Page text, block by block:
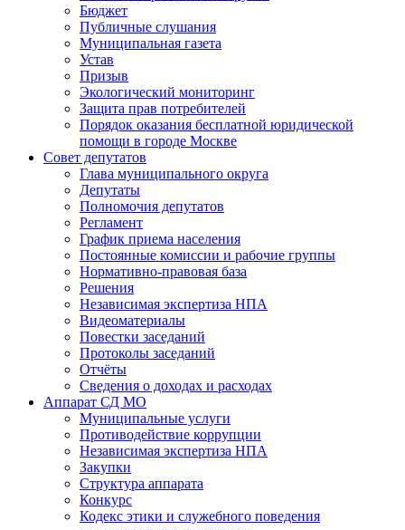
Бюджет
Публичные слушания
Муниципальная газета
Устав
Призыв
Экологический мониторинг
Защита прав потребителей
Порядок оказания бесплатной юридической
помощи в городе Москве
Совет депутатов
Глава муниципального округа
Депутаты
Полномочия депутатов
Регламент
График приема населения
Постоянные комиссии и рабочие группы
Нормативно-правовая база
Решения
Независимая экспертиза НПА
Видеоматериалы
Повестки заседаний
Протоколы заседаний
Отчёты
Сведения о доходах и расходах
Аппарат СД МО
Муниципальные услуги
Противодействие коррупции
Независимая экспертиза НПА
Закупки
Структура аппарата
Конкурс
Кодекс этики и служебного поведения